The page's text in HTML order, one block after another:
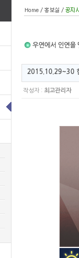
2015.10.29~30
작성자 : 최고관리자